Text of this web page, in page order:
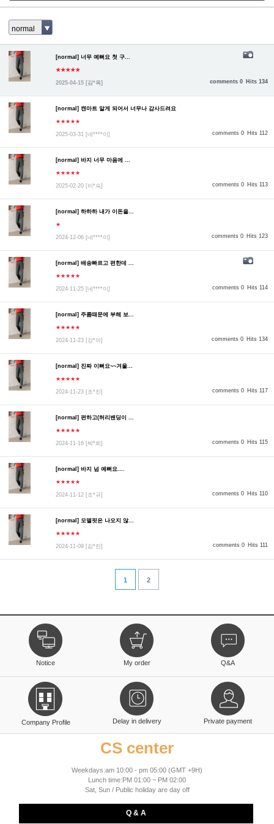
normal
comments 0 Hits 134
[normal] 너무 예뻐요 첫 구...
★★★★★
2025-04-15 [김*옥]
comments 0 Hits 112
[normal] 캔마트 알게 되어서 너무나 감사드려요
★★★★★
2025-03-31 [네****이]
comments 0 Hits 113
[normal] 바지 너무 마음에 ...
★★★★★
2025-02-20 [이*숙]
comments 0 Hits 123
[normal] 하하하 내가 이돈을...
★
2024-12-06 [네****이]
comments 0 Hits 114
[normal] 배송빠르고 편한데 ...
★★★★★
2024-11-25 [네****이]
comments 0 Hits 134
[normal] 주름때문에 부해 보...
★★★★★
2024-11-23 [강*아]
comments 0 Hits 117
[normal] 진짜 이뻐요~~겨울...
★★★★★
2024-11-23 [조*진]
comments 0 Hits 115
[normal] 편하고(허리밴딩이 ...
★★★★★
2024-11-16 [박*희]
comments 0 Hits 110
[normal] 바지 넘 예뻐요....
★★★★★
2024-11-12 [조*규]
comments 0 Hits 111
[normal] 모델핏은 나오지 않...
★★★★★
2024-11-09 [김*진]
1 2
Notice My order Q&A
Company Profile Delay in delivery Private payment
CS center
Weekdays:am 10:00 - pm 05:00 (GMT +9H)
Lunch time:PM 01:00 ~ PM 02:00
Sat, Sun / Public holiday are day off
Q & A